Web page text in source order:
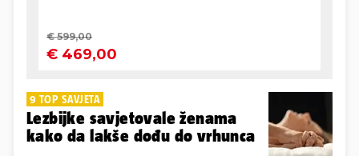
9 TOP SAVJETA
Lezbijke savjetovale ženama
kako da lakše dođu do vrhunca